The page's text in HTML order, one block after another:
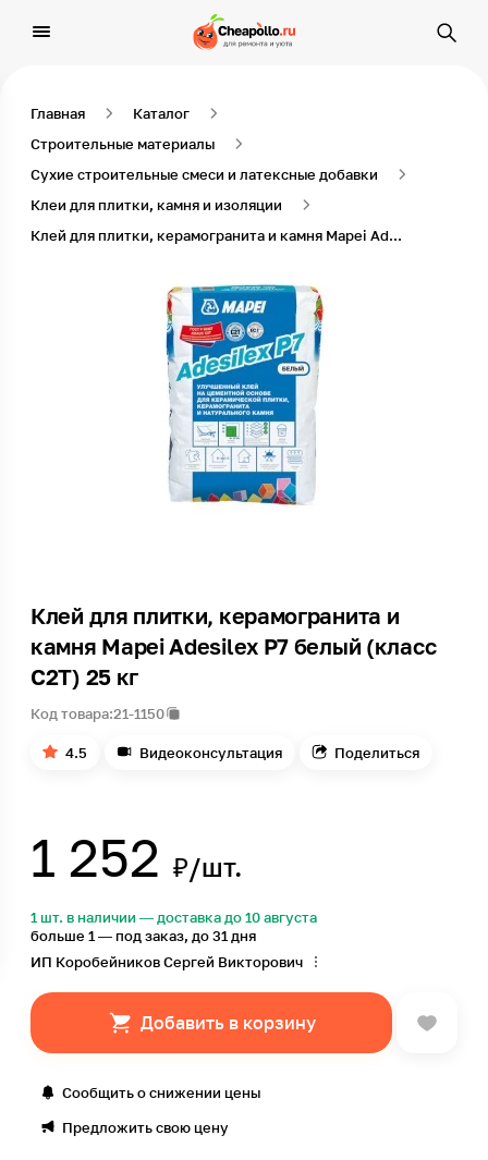
Главная
Каталог
Строительные материалы
Сухие строительные смеси и латексные добавки
Клеи для плитки, камня и изоляции
Клей для плитки, керамогранита и камня Mapei Adesilex P7 белый (класс С2Т) 25 кг
Клей для плитки, керамогранита и
камня Mapei Adesilex P7 белый (класс
С2Т) 25 кг
Код товара:21-1150
4.5 Видеоконсультация Поделиться
1 252 ₽/шт.
1 шт. в наличии — доставка до 10 августа
больше 1 — под заказ, до 31 дня
ИП Коробейников Сергей Викторович
Добавить в корзину
Сообщить о снижении цены
Предложить свою цену